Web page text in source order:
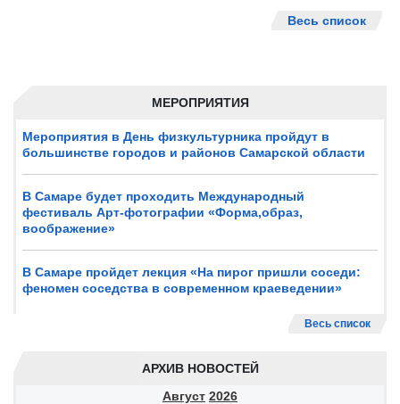
МЕРОПРИЯТИЯ
Мероприятия в День физкультурника пройдут в
большинстве городов и районов Самарской области
В Самаре будет проходить Международный
фестиваль Арт-фотографии «Форма,образ,
воображение»
В Самаре пройдет лекция «На пирог пришли соседи:
феномен соседства в современном краеведении»
Весь список
АРХИВ НОВОСТЕЙ
Август 2026
Весь список